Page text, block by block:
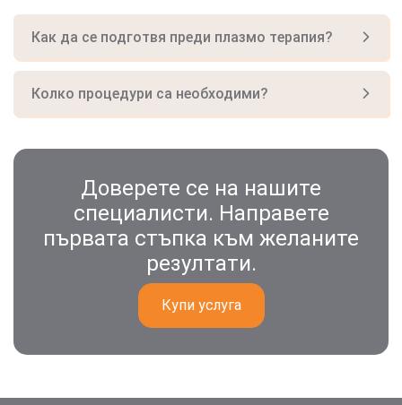
Как да се подготвя преди плазмо терапия?
Колко процедури са необходими?
Доверете се на нашите
специалисти. Направете
първата стъпка към желаните
резултати.
Купи услуга